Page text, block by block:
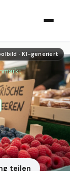
· KI-generiert
teilen